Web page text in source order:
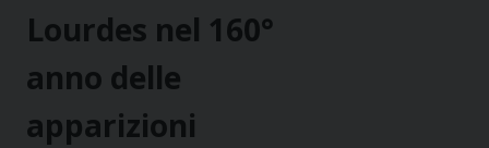
Lourdes nel 160°
anno delle
apparizioni